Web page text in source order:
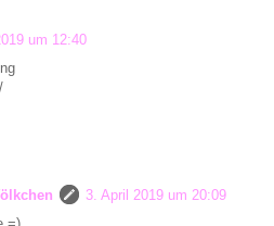
um 12:40
3. April 2019 um 20:09